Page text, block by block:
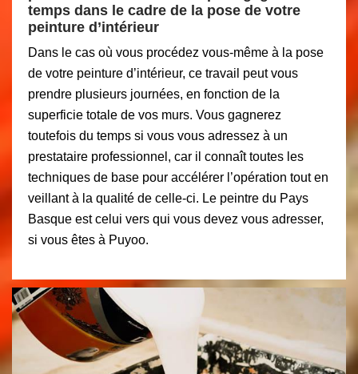
temps dans le cadre de la pose de votre
peinture d’intérieur
Dans le cas où vous procédez vous-même à la pose
de votre peinture d’intérieur, ce travail peut vous
prendre plusieurs journées, en fonction de la
superficie totale de vos murs. Vous gagnerez
toutefois du temps si vous vous adressez à un
prestataire professionnel, car il connaît toutes les
techniques de base pour accélérer l’opération tout en
veillant à la qualité de celle-ci. Le peintre du Pays
Basque est celui vers qui vous devez vous adresser,
si vous êtes à Puyoo.